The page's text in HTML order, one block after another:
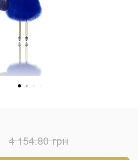
4 154.80 грн